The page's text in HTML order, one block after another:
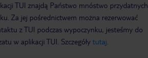
TUI znajdą Państwo mnóstwo przydatnych
Za jej pośrednictwem można rezerwować
z TUI podczas wypoczynku, jesteśmy do
w aplikacji TUI. Szczegóły tutaj